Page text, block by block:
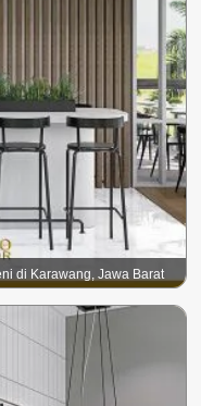
di Karawang, Jawa Barat